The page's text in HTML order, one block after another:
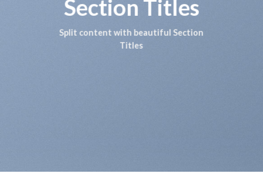
Section Titles
Split content with beautiful Section
Titles